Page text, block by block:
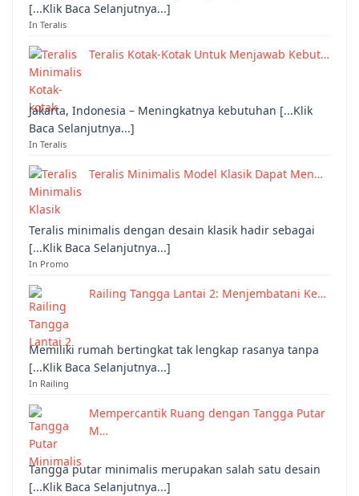
[...Klik Baca Selanjutnya...]
In Teralis
Teralis Kotak-Kotak Untuk Menjawab Kebut…
Jakarta, Indonesia – Meningkatnya kebutuhan [...Klik
Baca Selanjutnya...]
In Teralis
Teralis Minimalis Model Klasik Dapat Men…
Teralis minimalis dengan desain klasik hadir sebagai
[...Klik Baca Selanjutnya...]
In Promo
Railing Tangga Lantai 2: Menjembatani Ke…
Memiliki rumah bertingkat tak lengkap rasanya tanpa
[...Klik Baca Selanjutnya...]
In Railing
Mempercantik Ruang dengan Tangga Putar
M…
Tangga putar minimalis merupakan salah satu desain
[...Klik Baca Selanjutnya...]